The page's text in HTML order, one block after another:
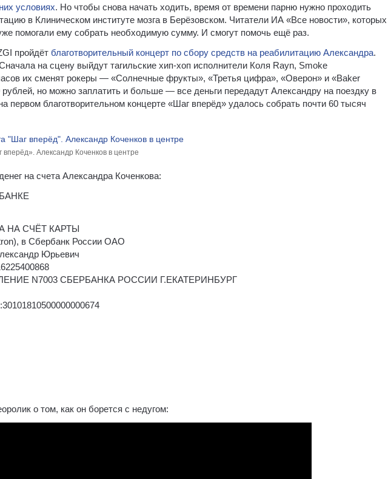
условиях. Но чтобы снова начать ходить, время от времени парню нужно проходить
в Клиническом институте мозга в Берёзовском. Читатели ИА «Все новости», которых
помогали ему собрать необходимую сумму. И смогут помочь ещё раз.
пройдёт благотворительный концерт по сбору средств на реабилитацию Александра.
на сцену выйдут тагильские хип-хоп исполнители Коля Rayn, Smoke
их сменят рокеры — «Солнечные фрукты», «Третья цифра», «Оверон» и «Baker
но можно заплатить и больше — все деньги передадут Александру на поездку в
первом благотворительном концерте «Шаг вперёд» удалось собрать почти 60 тысяч
Александр Коченков в центре
на счета Александра Коченкова:
НА СЧЁТ КАРТЫ
в Сбербанк России ОАО
Юрьевич
N7003 СБЕРБАНКА РОССИИ Г.ЕКАТЕРИНБУРГ
о том, как он борется с недугом: